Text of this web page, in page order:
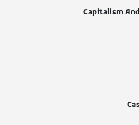
Capitalism